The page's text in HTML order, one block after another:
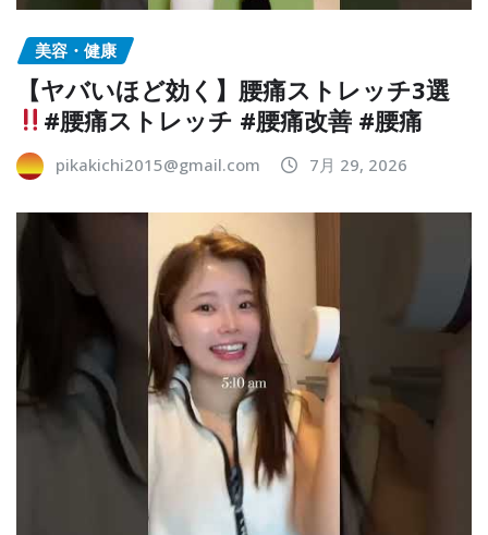
美容・健康
【ヤバいほど効く】腰痛ストレッチ3選
#腰痛ストレッチ #腰痛改善 #腰痛
pikakichi2015@gmail.com 7月 29, 2026